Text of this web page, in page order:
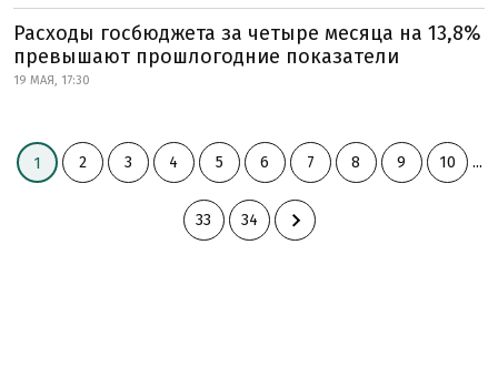
Расходы госбюджета за четыре месяца на 13,8%
превышают прошлогодние показатели
19 МАЯ, 17:30
1 2 3 4 5 6 7 8 9 10 ...
33 34